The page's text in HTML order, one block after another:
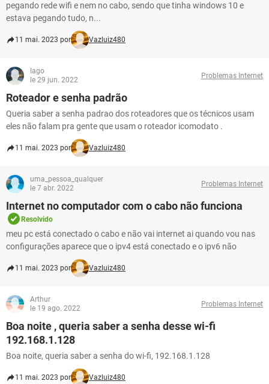
pegando rede wifi e nem no cabo, sendo que tinha windows 10 e
estava pegando tudo, n...
11 mai. 2023 por Vazluiz480
Iago
le 29 jun. 2022
Problemas Internet
Roteador e senha padrão
Queria saber a senha padrao dos roteadores que os técnicos usam
eles não falam pra gente que usam o roteador icomodato .
11 mai. 2023 por Vazluiz480
uma_pessoa_qualquer
le 7 abr. 2022
Problemas Internet
Internet no computador com o cabo não funciona
Resolvido
meu pc está conectado o cabo e não vai internet ai quando vou nas
configurações aparece que o ipv4 está conectado e o ipv6 não
11 mai. 2023 por Vazluiz480
Arthur
le 19 ago. 2022
Problemas Internet
Boa noite , queria saber a senha desse wi-fi
192.168.1.128
Boa noite, queria saber a senha do wi-fi, 192.168.1.128
11 mai. 2023 por Vazluiz480